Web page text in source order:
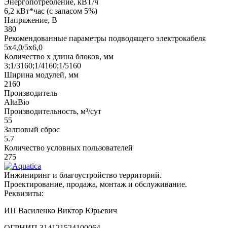
Энергопотребление, кВТ/ч
6,2 кВт*час (с запасом 5%)
Напряжение, В
380
Рекомендованные параметры подводящего электрокабеля
5х4,0/5х6,0
Количество х длина блоков, мм
3;1/3160;1/4160;1/5160
Ширина модулей, мм
2160
Производитель
AltaBio
Производительность, м³/сут
55
Залповый сброс
5.7
Количество условных пользователей
275
Инжиниринг и благоустройство территорий.
Проектирование, продажа, монтаж и обслуживание.
Реквизиты:
ИП Василенко Виктор Юрьевич